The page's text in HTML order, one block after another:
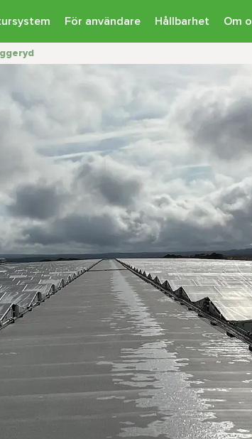
För användare Hållbarhet Om